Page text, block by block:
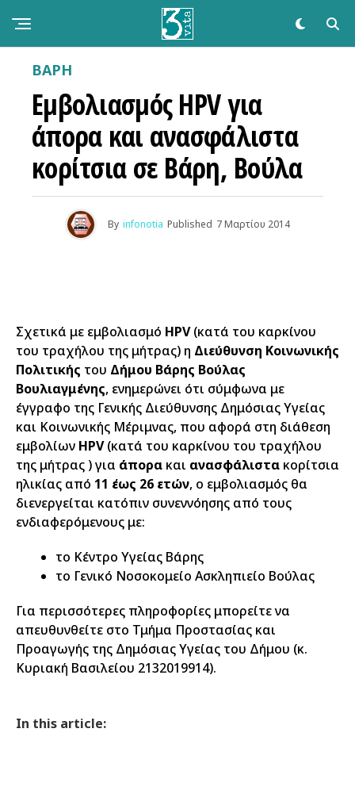
ΒΑΡΗ
Εμβολιασμός HPV για
άπορα και ανασφάλιστα
κορίτσια σε Βάρη, Βούλα
By infonotia Published 7 Μαρτίου 2014
Σχετικά με εμβολιασμό HPV(κατά του καρκίνου
του τραχήλου της μήτρας) η Διεύθυνση Κοινωνικής
Πολιτικής του Δήμου Βάρης Βούλας
Βουλιαγμένης, ενημερώνει ότι σύμφωνα με
έγγραφο της Γενικής Διεύθυνσης Δημόσιας Υγείας
και Κοινωνικής Μέριμνας, που αφορά στη διάθεση
εμβολίων HPV(κατά του καρκίνου του τραχήλου
της μήτρας ) για άπορα και ανασφάλιστα κορίτσια
ηλικίας από 11 έως 26 ετών, ο εμβολιασμός θα
διενεργείται κατόπιν συνεννόησης από τους
ενδιαφερόμενους με:
το Κέντρο Υγείας Βάρης
το Γενικό Νοσοκομείο Ασκληπιείο Βούλας
Για περισσότερες πληροφορίες μπορείτε να
απευθυνθείτε στο Τμήμα Προστασίας και
Προαγωγής της Δημόσιας Υγείας του Δήμου (κ.
Κυριακή Βασιλείου 2132019914).
In this article: